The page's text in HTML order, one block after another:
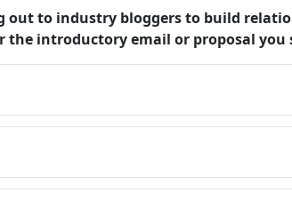
out to industry bloggers to build
the introductory email or proposal you